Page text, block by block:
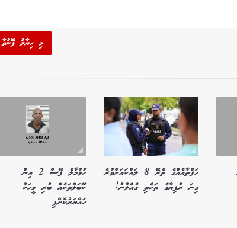
މި ހިޔާލު ފޮނުވާ'
ހަފްތާއެއްގެ ތެރޭ 8 ލައްކައަށްވުރެ
ގިނަ ރުފިޔާގެ ތަކެތި ގެއްލުނު!
ހުޅުމާލެ ފޭސް 2 އިން
ކޭބަލްތަކެއް ބުރި މީހަކު
ހައްޔަރުކޮށްފި